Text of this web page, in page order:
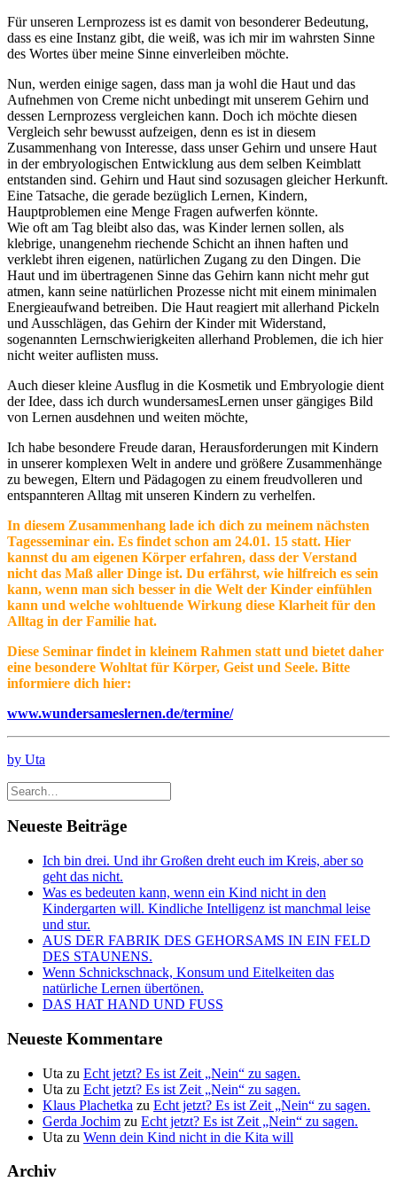
Für unseren Lernprozess ist es damit von besonderer Bedeutung,
dass es eine Instanz gibt, die weiß, was ich mir im wahrsten Sinne
des Wortes über meine Sinne einverleiben möchte.
Nun, werden einige sagen, dass man ja wohl die Haut und das
Aufnehmen von Creme nicht unbedingt mit unserem Gehirn und
dessen Lernprozess vergleichen kann. Doch ich möchte diesen
Vergleich sehr bewusst aufzeigen, denn es ist in diesem
Zusammenhang von Interesse, dass unser Gehirn und unsere Haut
in der embryologischen Entwicklung aus dem selben Keimblatt
entstanden sind. Gehirn und Haut sind sozusagen gleicher Herkunft.
Eine Tatsache, die gerade bezüglich Lernen, Kindern,
Hauptproblemen eine Menge Fragen aufwerfen könnte.
Wie oft am Tag bleibt also das, was Kinder lernen sollen, als
klebrige, unangenehm riechende Schicht an ihnen haften und
verklebt ihren eigenen, natürlichen Zugang zu den Dingen. Die
Haut und im übertragenen Sinne das Gehirn kann nicht mehr gut
atmen, kann seine natürlichen Prozesse nicht mit einem minimalen
Energieaufwand betreiben. Die Haut reagiert mit allerhand Pickeln
und Ausschlägen, das Gehirn der Kinder mit Widerstand,
sogenannten Lernschwierigkeiten allerhand Problemen, die ich hier
nicht weiter auflisten muss.
Auch dieser kleine Ausflug in die Kosmetik und Embryologie dient
der Idee, dass ich durch wundersamesLernen unser gängiges Bild
von Lernen ausdehnen und weiten möchte,
Ich habe besondere Freude daran, Herausforderungen mit Kindern
in unserer komplexen Welt in andere und größere Zusammenhänge
zu bewegen, Eltern und Pädagogen zu einem freudvolleren und
entspannteren Alltag mit unseren Kindern zu verhelfen.
In diesem Zusammenhang lade ich dich zu meinem nächsten
Tagesseminar ein. Es findet schon am 24.01. 15 statt. Hier
kannst du am eigenen Körper erfahren, dass der Verstand
nicht das Maß aller Dinge ist. Du erfährst, wie hilfreich es sein
kann, wenn man sich besser in die Welt der Kinder einfühlen
kann und welche wohltuende Wirkung diese Klarheit für den
Alltag in der Familie hat.
Diese Seminar findet in kleinem Rahmen statt und bietet daher
eine besondere Wohltat für Körper, Geist und Seele. Bitte
informiere dich hier:
www.wundersameslernen.de/termine/
by Uta
Neueste Beiträge
Ich bin drei. Und ihr Großen dreht euch im Kreis, aber so
geht das nicht.
Was es bedeuten kann, wenn ein Kind nicht in den
Kindergarten will. Kindliche Intelligenz ist manchmal leise
und stur.
AUS DER FABRIK DES GEHORSAMS IN EIN FELD
DES STAUNENS.
Wenn Schnickschnack, Konsum und Eitelkeiten das
natürliche Lernen übertönen.
DAS HAT HAND UND FUSS
Neueste Kommentare
Uta zu Echt jetzt? Es ist Zeit „Nein“ zu sagen.
Uta zu Echt jetzt? Es ist Zeit „Nein“ zu sagen.
Klaus Plachetka zu Echt jetzt? Es ist Zeit „Nein“ zu sagen.
Gerda Jochim zu Echt jetzt? Es ist Zeit „Nein“ zu sagen.
Uta zu Wenn dein Kind nicht in die Kita will
Archiv